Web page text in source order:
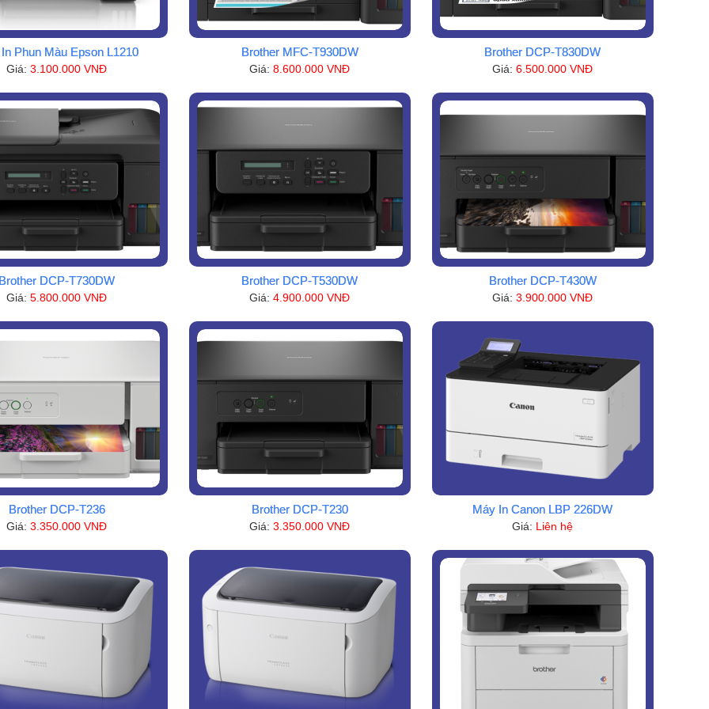
Phun Màu Epson L1210
Giá: 3.100.000 VNĐ
Brother MFC-T930DW
Giá: 8.600.000 VNĐ
Brother DCP-T830DW
Giá: 6.500.000 VNĐ
Brother DCP-T730DW
Giá: 5.800.000 VNĐ
Brother DCP-T530DW
Giá: 4.900.000 VNĐ
Brother DCP-T430W
Giá: 3.900.000 VNĐ
Brother DCP-T236
Giá: 3.350.000 VNĐ
Brother DCP-T230
Giá: 3.350.000 VNĐ
Máy In Canon LBP 226DW
Giá: Liên hệ